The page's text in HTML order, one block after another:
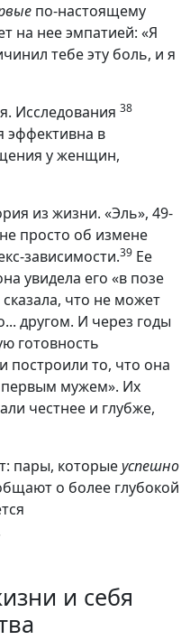
по-настоящему
на нее эмпатией: «Я
тебе эту боль, и я
Исследования 38
эффективна в
у женщин,
из жизни. «Эль», 49-
просто об измене
зависимости.39 Ее
увидела его «в позе
что не может
другом. И через годы
готовность
построили то, что она
мужем». Их
честнее и глубже,
пары, которыеуспешно
о более глубокой
и себя